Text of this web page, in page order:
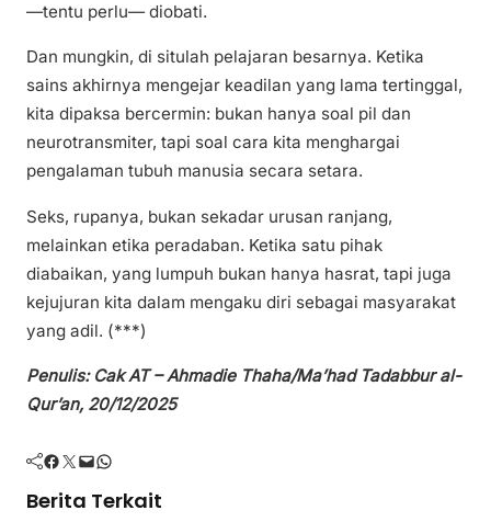
—tentu perlu— diobati.
Dan mungkin, di situlah pelajaran besarnya. Ketika
sains akhirnya mengejar keadilan yang lama tertinggal,
kita dipaksa bercermin: bukan hanya soal pil dan
neurotransmiter, tapi soal cara kita menghargai
pengalaman tubuh manusia secara setara.
Seks, rupanya, bukan sekadar urusan ranjang,
melainkan etika peradaban. Ketika satu pihak
diabaikan, yang lumpuh bukan hanya hasrat, tapi juga
kejujuran kita dalam mengaku diri sebagai masyarakat
yang adil. (***)
Penulis: Cak AT – Ahmadie Thaha/Ma’had Tadabbur al-
Qur’an, 20/12/2025
Facebook Twitter Mail WhatsApp
Berita Terkait